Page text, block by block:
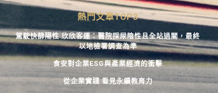
熱門文章TOP3
駕駛快篩陽性 欣欣客運：醫院採尿陰性且全站過關，最終
以地檢署調查為準
食安對企業ESG與產業經濟的衝擊
從企業實踐 看見永續教育力